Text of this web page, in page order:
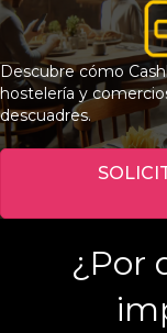
Descubre cómo
hostelería y
descuadres.
¿Por